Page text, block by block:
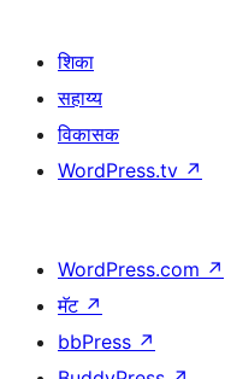
शिका
सहाय्य
विकासक
WordPress.tv ↗
WordPress.com ↗
मॅट ↗
bbPress ↗